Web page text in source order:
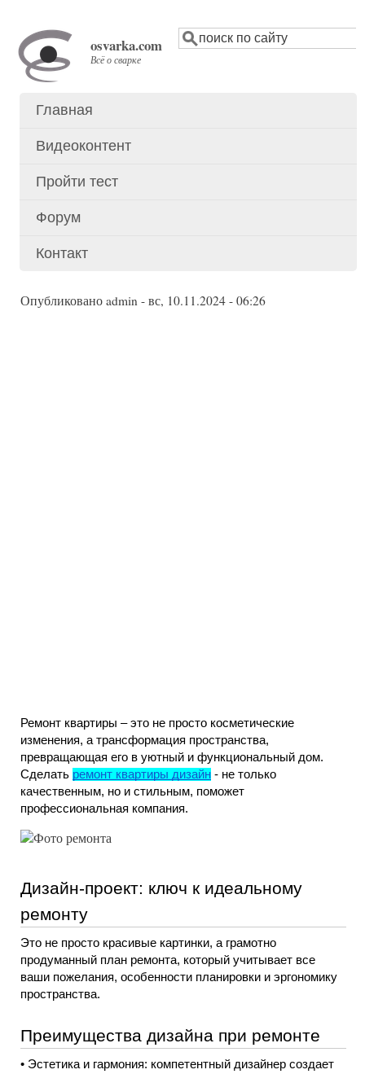
основному
содержанию
Поиск
osvarka.com
Всё о сварке
Основное
Главная
Видеоконтент
Пройти тест
Форум
Контакт
Опубликовано admin - вс, 10.11.2024 - 06:26
Ремонт квартиры – это не просто косметические
изменения, а трансформация пространства,
превращающая его в уютный и функциональный дом.
Сделать ремонт квартиры дизайн - не только
качественным, но и стильным, поможет
профессиональная компания.
Дизайн-проект: ключ к идеальному
ремонту
Это не просто красивые картинки, а грамотно
продуманный план ремонта, который учитывает все
ваши пожелания, особенности планировки и эргономику
пространства.
Преимущества дизайна при ремонте
• Эстетика и гармония: компетентный дизайнер создает